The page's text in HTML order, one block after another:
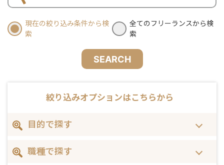
現在の絞り込み条件から検
索
全てのフリーランスから検
索
SEARCH
絞り込みオプションはこちらから
目的で探す
職種で探す